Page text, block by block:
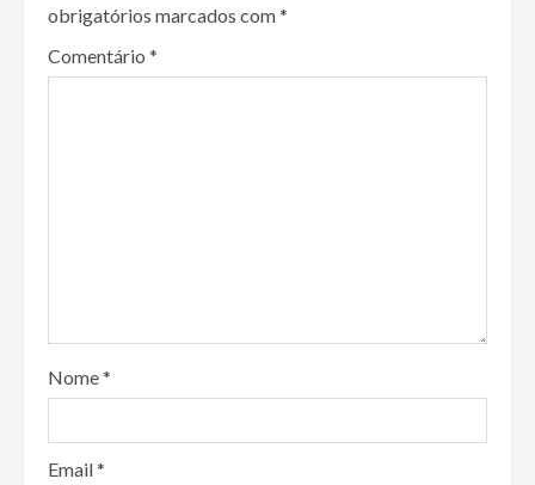
obrigatórios marcados com*
Comentário *
Nome*
Email*